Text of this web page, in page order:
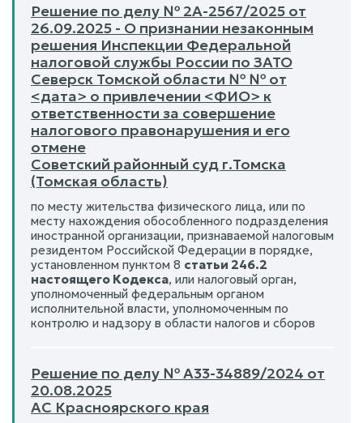
Решение по делу № 2А-2567/2025 от
26.09.2025 - О признании незаконным
решения Инспекции Федеральной
налоговой службы России по ЗАТО
Северск Томской области № № от
<дата> о привлечении <ФИО> к
ответственности за совершение
налогового правонарушения и его
отмене
Советский районный суд г.Томска
(Томская область)
по месту жительства физического лица, или по
месту нахождения обособленного подразделения
иностранной организации, признаваемой налоговым
резидентом Российской Федерации в порядке,
установленном пунктом 8 статьи 246.2
настоящего Кодекса, или налоговый орган,
уполномоченный федеральным органом
исполнительной власти, уполномоченным по
контролю и надзору в области налогов и сборов
Решение по делу № А33-34889/2024 от
20.08.2025
АС Красноярского края